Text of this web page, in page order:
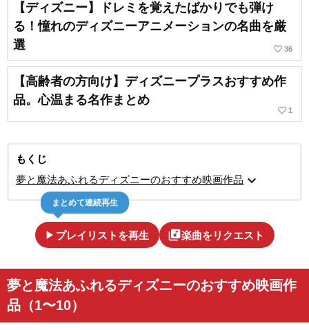
【ディズニー】ドレミを覚えたばかりでも弾け
る！憧れのディズニーアニメーションの名曲を厳
選
favorite_border 36
【高齢者の方向け】ディズニープラスおすすめ作
品。心温まる名作まとめ
favorite_border 1
もくじ
夢と魔法あふれるディズニーのおすすめ映画作品 expand_more
play_arrow プレイリストを再生
まとめて連続再生
library_music楽曲をリクエスト
夢と魔法あふれるディズニーのおすすめ映画作
品（1〜10）